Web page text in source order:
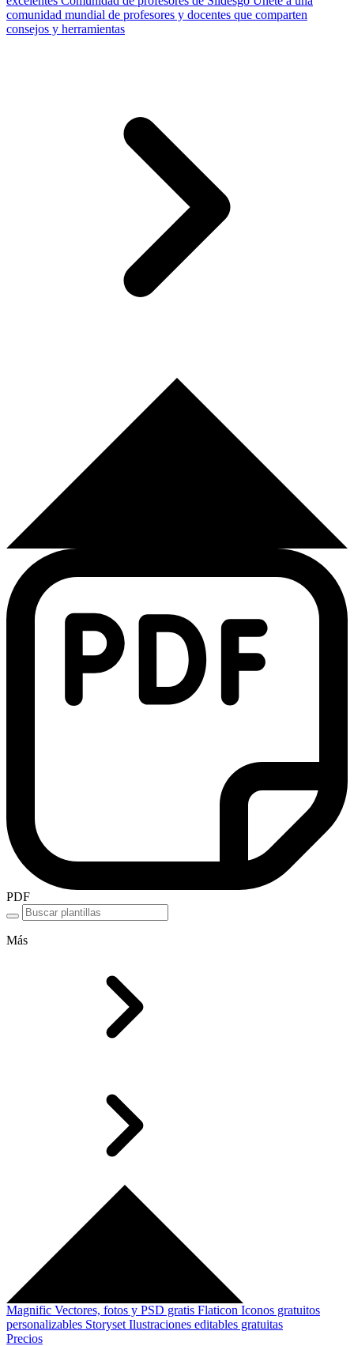
comunidad mundial de profesores y docentes que comparten
consejos y herramientas
PDF
Más
Magnific Vectores, fotos y PSD gratis Flaticon Iconos gratuitos
personalizables Storyset Ilustraciones editables gratuitas
Precios